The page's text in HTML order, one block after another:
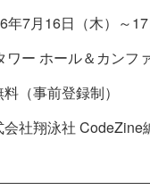
年7月16日（木）～17
ワー ホール＆カンフ
（事前登録制）
会社翔泳社